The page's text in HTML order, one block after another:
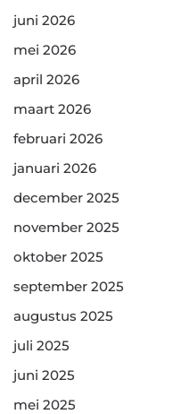
juni 2026
mei 2026
april 2026
maart 2026
februari 2026
januari 2026
december 2025
november 2025
oktober 2025
september 2025
augustus 2025
juli 2025
juni 2025
mei 2025